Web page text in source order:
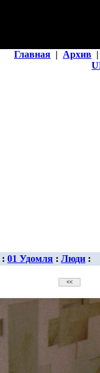
Главная | Архив |
: 01 Удомля : Люди :